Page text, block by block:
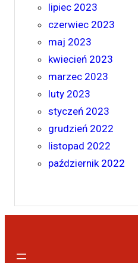
lipiec 2023
czerwiec 2023
maj 2023
kwiecień 2023
marzec 2023
luty 2023
styczeń 2023
grudzień 2022
listopad 2022
październik 2022